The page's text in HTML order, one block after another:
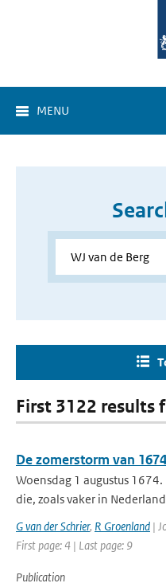
MENU
First 3122 results
De zomerstorm van 1674
Woensdag 1 augustus
die, zoals vaker in
G van der Schrier, R Groenland |
First page: 4 | Last page: 9
Publication